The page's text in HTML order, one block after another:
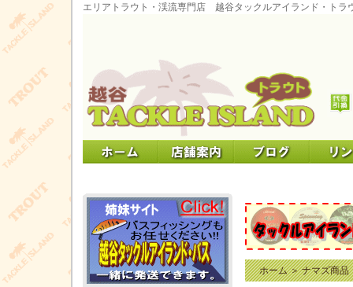
エリアトラウト・渓流専門店 越谷タックルアイランド・トラ
ホーム＞ナマズ商品